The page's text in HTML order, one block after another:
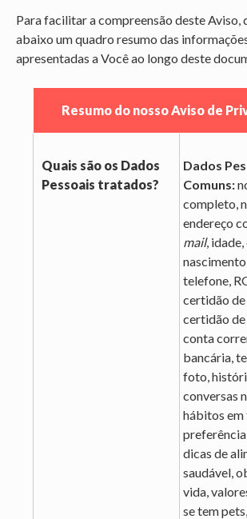
Para facilitar a compreensão deste
abaixo um quadro resumo das
apresentadas a Você ao longo deste
Resumo do nosso Aviso de
Quais são os Dados
Pessoais tratados?
Dados
Comuns:
completo,
endereço
mail,
telefone,
certidão de
certidão de
conta
bancária,
foto,
conversas
hábitos em
dicas de
saudável,
vida,
se tem